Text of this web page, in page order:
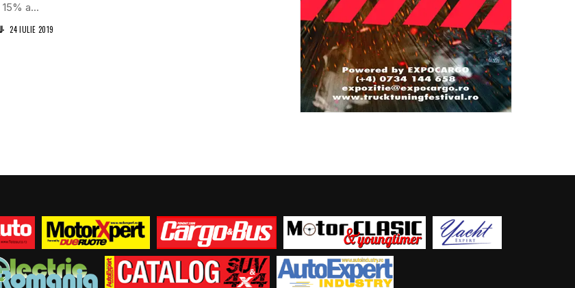
a...
24 IULIE 2019